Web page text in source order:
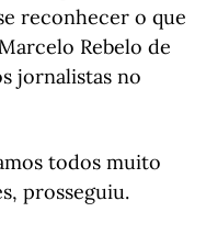
reconhecer o que
Rebelo de
jornalistas no
todos muito
prosseguiu.